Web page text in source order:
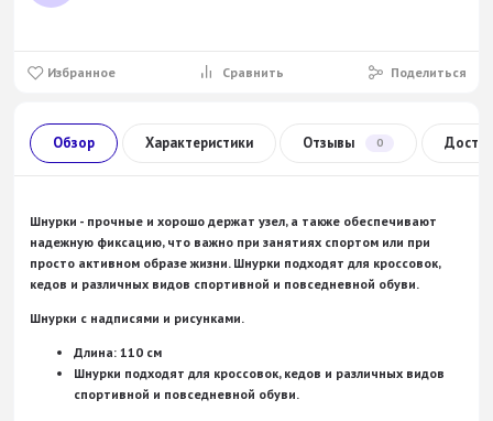
Избранное Сравнить Поделиться
Обзор Характеристики Отзывы 0
Шнурки - прочные и хорошо держат узел, а также обеспечивают
надежную фиксацию, что важно при занятиях спортом или при
просто активном образе жизни. Шнурки подходят для кроссовок,
кедов и различных видов спортивной и повседневной обуви.
Шнурки с надписями и рисунками.
Длина: 110 см
Шнурки подходят для кроссовок, кедов и различных видов
спортивной и повседневной обуви.